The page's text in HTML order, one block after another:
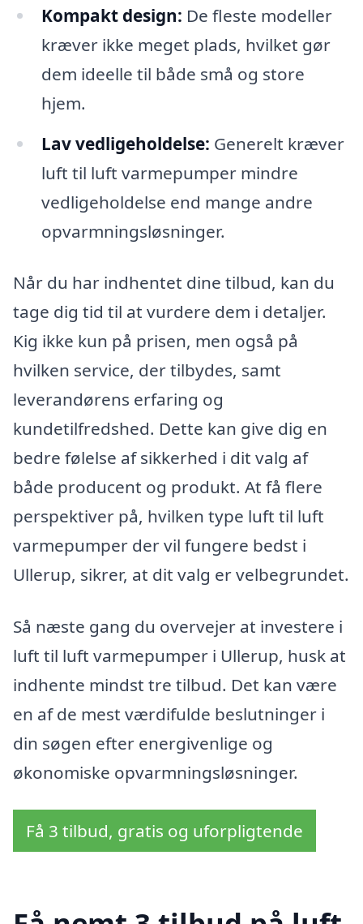
Kompakt design: De fleste modeller
kræver ikke meget plads, hvilket gør
dem ideelle til både små og store
hjem.
Lav vedligeholdelse: Generelt kræver
luft til luft varmepumper mindre
vedligeholdelse end mange andre
opvarmningsløsninger.
Når du har indhentet dine tilbud, kan du
tage dig tid til at vurdere dem i detaljer.
Kig ikke kun på prisen, men også på
hvilken service, der tilbydes, samt
leverandørens erfaring og
kundetilfredshed. Dette kan give dig en
bedre følelse af sikkerhed i dit valg af
både producent og produkt. At få flere
perspektiver på, hvilken type luft til luft
varmepumper der vil fungere bedst i
Ullerup, sikrer, at dit valg er velbegrundet.
Så næste gang du overvejer at investere i
luft til luft varmepumper i Ullerup, husk at
indhente mindst tre tilbud. Det kan være
en af de mest værdifulde beslutninger i
din søgen efter energivenlige og
økonomiske opvarmningsløsninger.
Få 3 tilbud, gratis og uforpligtende